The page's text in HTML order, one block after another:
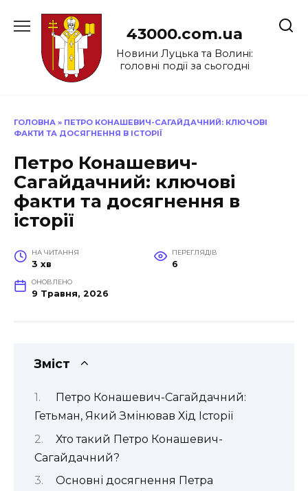
до
43000.com.ua
Новини Луцька та Волині:
головні події за сьогодні
ГОЛОВНА » ПЕТРО КОНАШЕВИЧ-САГАЙДАЧНИЙ: КЛЮЧОВІ
ФАКТИ ТА ДОСЯГНЕННЯ В ІСТОРІЇ
Петро Конашевич-
Сагайдачний: ключові
факти та досягнення в
історії
НА ЧИТАННЯ
3 хв
ПЕРЕГЛЯДІВ
6
ОНОВЛЕНО
9 Травня, 2026
Зміст
Петро Конашевич-Сагайдачний:
Гетьман, Який Змінював Хід Історії
Хто такий Петро Конашевич-
Сагайдачний?
Основні досягнення Петра